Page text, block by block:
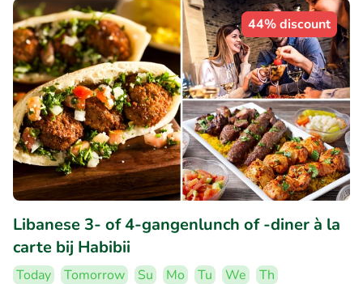
44% discount
Libanese 3- of 4-gangenlunch of -diner à la
carte bij Habibii
Today Tomorrow Su Mo Tu We
Th